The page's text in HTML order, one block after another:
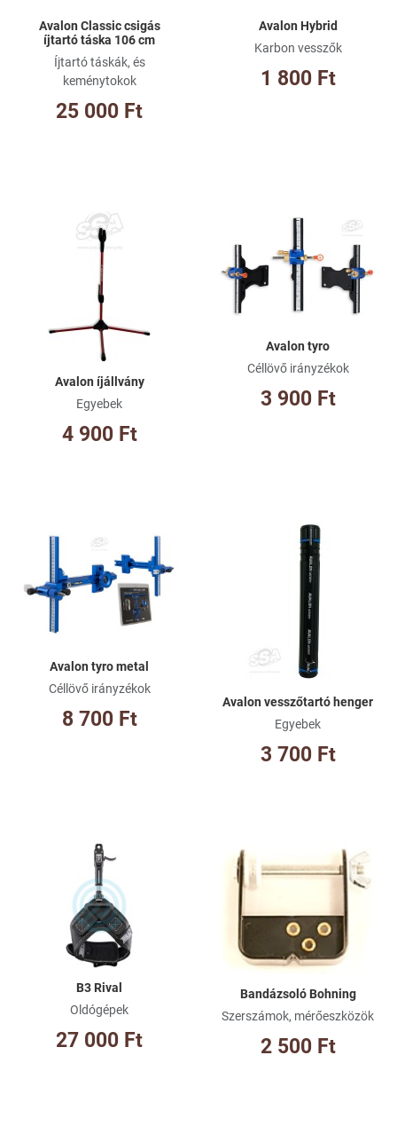
Avalon Classic csigás
íjtartó táska 106 cm
Íjtartó táskák, és
keménytokok
25 000 Ft
Avalon Hybrid
Karbon vesszők
1 800 Ft
Kívánságlistához adom
Összehasonlításhoz adom
Gyorsnézet
Avalon íjállvány
Egyebek
4 900 Ft
Avalon tyro
Céllövő irányzékok
3 900 Ft
Kívánságlistához adom
Összehasonlításhoz adom
Avalon tyro metal
Céllövő irányzékok
8 700 Ft
Avalon vesszőtartó henger
Egyebek
3 700 Ft
Kívánságlistához adom
Összehasonlításhoz adom
B3 Rival
Oldógépek
27 000 Ft
Bandázsoló Bohning
Szerszámok, mérőeszközök
2 500 Ft